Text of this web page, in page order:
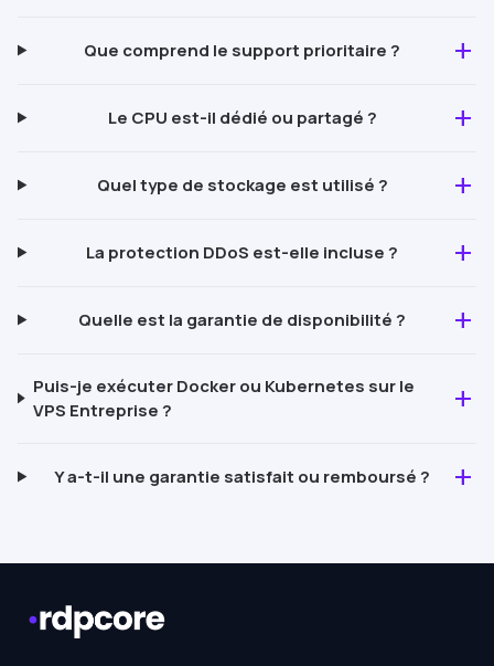
Que comprend le support prioritaire ? add
Le CPU est-il dédié ou partagé ? add
Quel type de stockage est utilisé ? add
La protection DDoS est-elle incluse ? add
Quelle est la garantie de disponibilité ? add
Puis-je exécuterDockerou Kubernetes sur le
VPS Entreprise ?
add
Y a-t-il une garantie satisfait ou remboursé ? add